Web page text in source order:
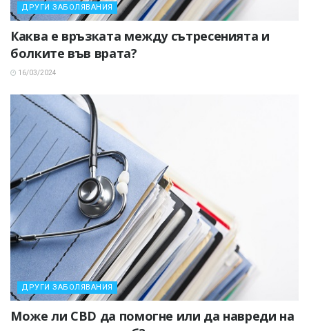
ДРУГИ ЗАБОЛЯВАНИЯ
Каква е връзката между сътресенията и
болките във врата?
16/03/2024
ДРУГИ ЗАБОЛЯВАНИЯ
Може ли CBD да помогне или да навреди на